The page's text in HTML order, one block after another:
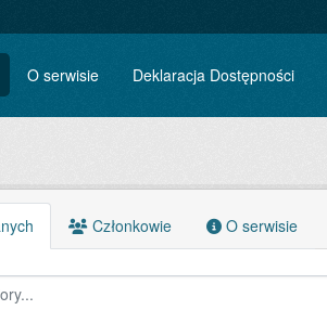
O serwisie Deklaracja Dostępności
Członkowie O serwisie